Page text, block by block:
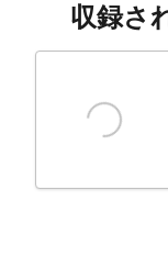
収録さ